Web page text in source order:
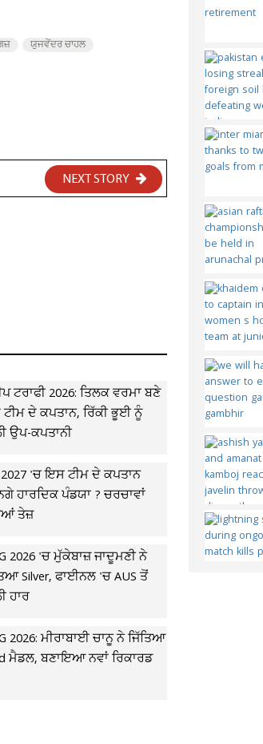
ਯੁਜਵੇਂਦਰ ਚਾਹਲ
NEXT STORY
ਟਰਾਫੀ 2026: ਤਿਲਕ ਵਰਮਾ ਬਣੇ
ਦੇ ਕਪਤਾਨ, ਰਿੱਕੀ ਭੂਈ ਨੂੰ
ਉਪ-ਕਪਤਾਨੀ
2027 'ਚ ਇਸ ਟੀਮ ਦੇ ਕਪਤਾਨ
ਹਾਰਦਿਕ ਪੰਡਯਾ ? ਚਰਚਾਵਾਂ
ਤੇਜ਼
2026 'ਚ ਮੁੱਕੇਬਾਜ਼ ਜਾਦੂਮਣੀ ਨੇ
Silver, ਫਾਈਨਲ 'ਚ AUS ਤੋਂ
ਹਾਰ
2026: ਮੀਰਾਬਾਈ ਚਾਨੂ ਨੇ ਜਿੱਤਿਆ
ਮੈਡਲ, ਬਣਾਇਆ ਨਵਾਂ ਰਿਕਾਰਡ